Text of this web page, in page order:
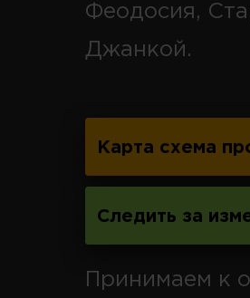
Феодосия,
Джанкой.
Карта схема
Следить за
Принимаем к